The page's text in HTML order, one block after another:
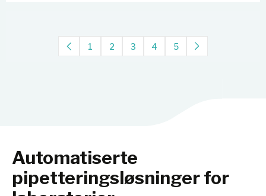
1 2 3 4 5
Automatiserte
pipetteringsløsninger for